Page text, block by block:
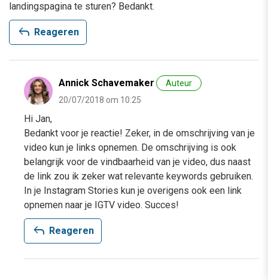
landingspagina te sturen? Bedankt.
reply Reageren
Annick Schavemaker
Auteur
20/07/2018 om 10:25
Hi Jan,
Bedankt voor je reactie! Zeker, in de omschrijving van je
video kun je links opnemen. De omschrijving is ook
belangrijk voor de vindbaarheid van je video, dus naast
de link zou ik zeker wat relevante keywords gebruiken.
In je Instagram Stories kun je overigens ook een link
opnemen naar je IGTV video. Succes!
reply Reageren